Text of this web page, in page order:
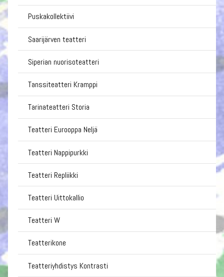
Puskakollektiivi
Saarijärven teatteri
Siperian nuorisoteatteri
Tanssiteatteri Kramppi
Tarinateatteri Storia
Teatteri Eurooppa Neljä
Teatteri Nappipurkki
Teatteri Repliikki
Teatteri Uittokallio
Teatteri W
Teatterikone
Teatteriyhdistys Kontrasti